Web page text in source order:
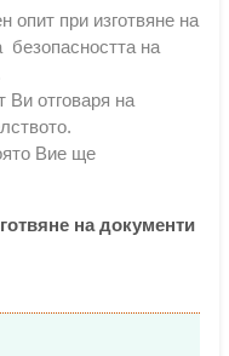
опит при изготвяне на
безопасността на
Ви отговаря на
Вие ще